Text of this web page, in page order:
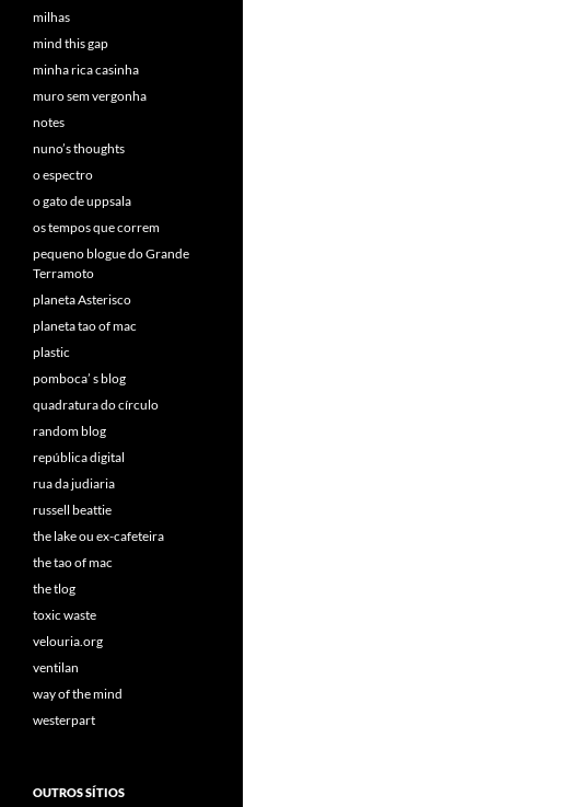
milhas
mind this gap
minha rica casinha
muro sem vergonha
notes
nuno’s thoughts
o espectro
o gato de uppsala
os tempos que correm
pequeno blogue do Grande
Terramoto
planeta Asterisco
planeta tao of mac
plastic
pomboca’ s blog
quadratura do círculo
random blog
república digital
rua da judiaria
russell beattie
the lake ou ex-cafeteira
the tao of mac
the tlog
toxic waste
velouria.org
ventilan
way of the mind
westerpart
OUTROS SÍTIOS